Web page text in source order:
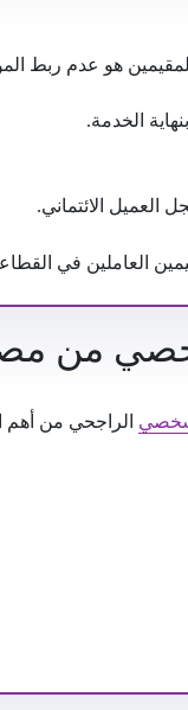
هو عدم ربط
الخدمة.
العميل الائتماني.
العاملين في
من
الراجحي من أهم